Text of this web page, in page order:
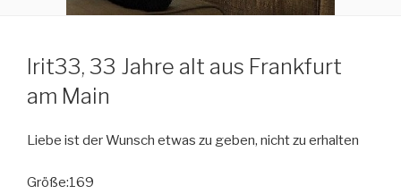
Irit33, 33 Jahre alt aus Frankfurt
am Main
Liebe ist der Wunsch etwas zu geben, nicht zu erhalten
Größe:169